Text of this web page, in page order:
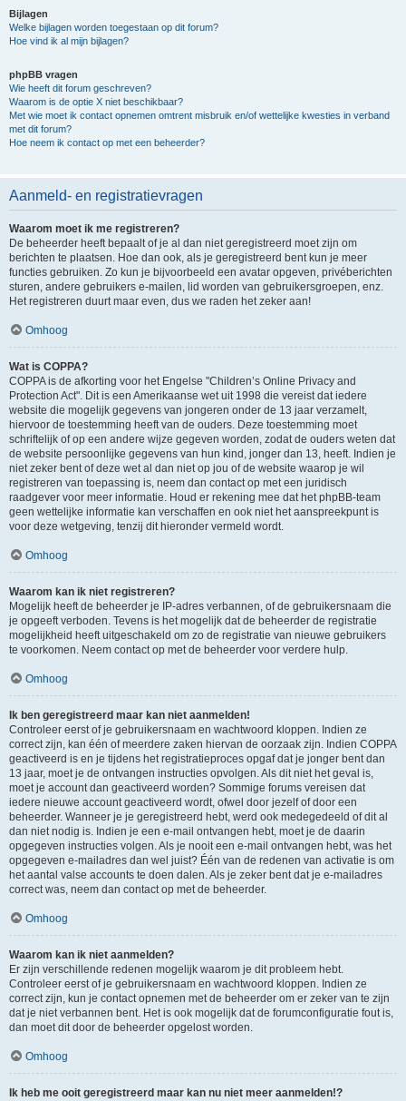
Bijlagen
Welke bijlagen worden toegestaan op dit forum?
Hoe vind ik al mijn bijlagen?
phpBB vragen
Wie heeft dit forum geschreven?
Waarom is de optie X niet beschikbaar?
Met wie moet ik contact opnemen omtrent misbruik en/of wettelijke kwesties in verband
met dit forum?
Hoe neem ik contact op met een beheerder?
Aanmeld- en registratievragen
Waarom moet ik me registreren?
De beheerder heeft bepaalt of je al dan niet geregistreerd moet zijn om
berichten te plaatsen. Hoe dan ook, als je geregistreerd bent kun je meer
functies gebruiken. Zo kun je bijvoorbeeld een avatar opgeven, privéberichten
sturen, andere gebruikers e-mailen, lid worden van gebruikersgroepen, enz.
Het registreren duurt maar even, dus we raden het zeker aan!
Omhoog
Wat is COPPA?
COPPA is de afkorting voor het Engelse "Children’s Online Privacy and
Protection Act". Dit is een Amerikaanse wet uit 1998 die vereist dat iedere
website die mogelijk gegevens van jongeren onder de 13 jaar verzamelt,
hiervoor de toestemming heeft van de ouders. Deze toestemming moet
schriftelijk of op een andere wijze gegeven worden, zodat de ouders weten dat
de website persoonlijke gegevens van hun kind, jonger dan 13, heeft. Indien je
niet zeker bent of deze wet al dan niet op jou of de website waarop je wil
registreren van toepassing is, neem dan contact op met een juridisch
raadgever voor meer informatie. Houd er rekening mee dat het phpBB-team
geen wettelijke informatie kan verschaffen en ook niet het aanspreekpunt is
voor deze wetgeving, tenzij dit hieronder vermeld wordt.
Omhoog
Waarom kan ik niet registreren?
Mogelijk heeft de beheerder je IP-adres verbannen, of de gebruikersnaam die
je opgeeft verboden. Tevens is het mogelijk dat de beheerder de registratie
mogelijkheid heeft uitgeschakeld om zo de registratie van nieuwe gebruikers
te voorkomen. Neem contact op met de beheerder voor verdere hulp.
Omhoog
Ik ben geregistreerd maar kan niet aanmelden!
Controleer eerst of je gebruikersnaam en wachtwoord kloppen. Indien ze
correct zijn, kan één of meerdere zaken hiervan de oorzaak zijn. Indien COPPA
geactiveerd is en je tijdens het registratieproces opgaf dat je jonger bent dan
13 jaar, moet je de ontvangen instructies opvolgen. Als dit niet het geval is,
moet je account dan geactiveerd worden? Sommige forums vereisen dat
iedere nieuwe account geactiveerd wordt, ofwel door jezelf of door een
beheerder. Wanneer je je geregistreerd hebt, werd ook medegedeeld of dit al
dan niet nodig is. Indien je een e-mail ontvangen hebt, moet je de daarin
opgegeven instructies volgen. Als je nooit een e-mail ontvangen hebt, was het
opgegeven e-mailadres dan wel juist? Één van de redenen van activatie is om
het aantal valse accounts te doen dalen. Als je zeker bent dat je e-mailadres
correct was, neem dan contact op met de beheerder.
Omhoog
Waarom kan ik niet aanmelden?
Er zijn verschillende redenen mogelijk waarom je dit probleem hebt.
Controleer eerst of je gebruikersnaam en wachtwoord kloppen. Indien ze
correct zijn, kun je contact opnemen met de beheerder om er zeker van te zijn
dat je niet verbannen bent. Het is ook mogelijk dat de forumconfiguratie fout is,
dan moet dit door de beheerder opgelost worden.
Omhoog
Ik heb me ooit geregistreerd maar kan nu niet meer aanmelden!?